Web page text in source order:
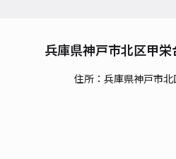
兵庫県神戸市北区甲
住所：兵庫県神戸市